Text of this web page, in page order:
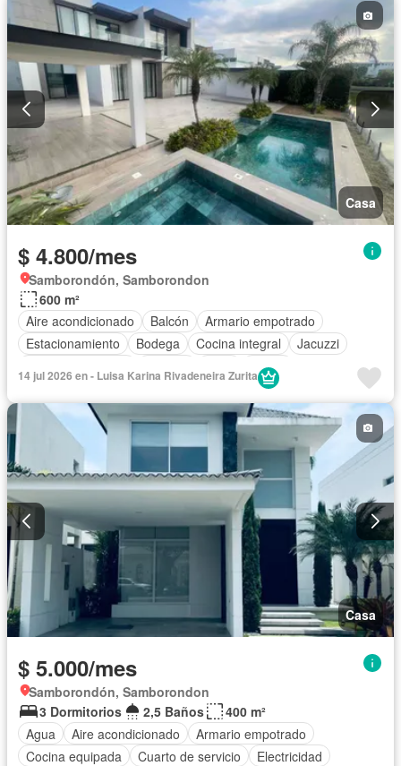
Casa
$ 4.800/mes
Samborondón, Samborondon
600 m²
Aire acondicionado
Balcón
Armario empotrado
Estacionamiento
Bodega Cocina integral
Jacuzzi
Jardín
Garita de guardianía
Seguridad
Cancha de tenis
Sin amoblar
14 jul 2026 en - Luisa Karina Rivadeneira Zurita
Casa
$ 5.000/mes
Samborondón, Samborondon
3 Dormitorios
2,5 Baños
400 m²
Agua
Aire acondicionado
Armario empotrado
Cocina equipada
Cuarto de servicio
Electricidad